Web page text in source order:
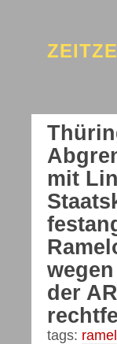
mit
der
tags: